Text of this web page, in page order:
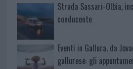
Strada Sassari-Olbia,
conducente
Eventi in Gallura, da
gallurese: gli